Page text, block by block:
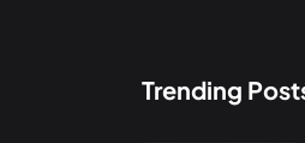
Trending